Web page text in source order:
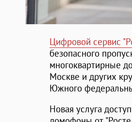
Цифровой сервис
безопасного
многоквартирные
Москве и других
Южного
Новая услуга